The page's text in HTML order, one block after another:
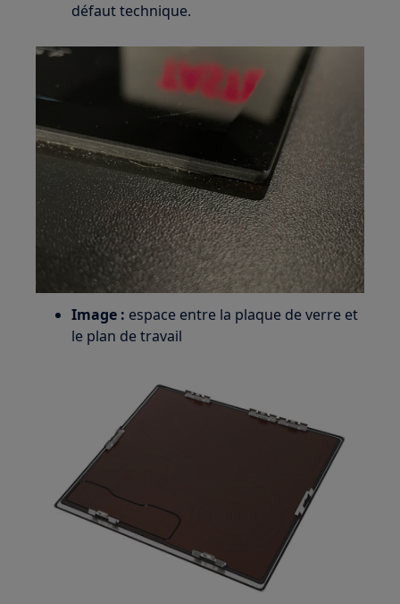
défaut technique.
Image : espace entre la plaque de verre et
le plan de travail